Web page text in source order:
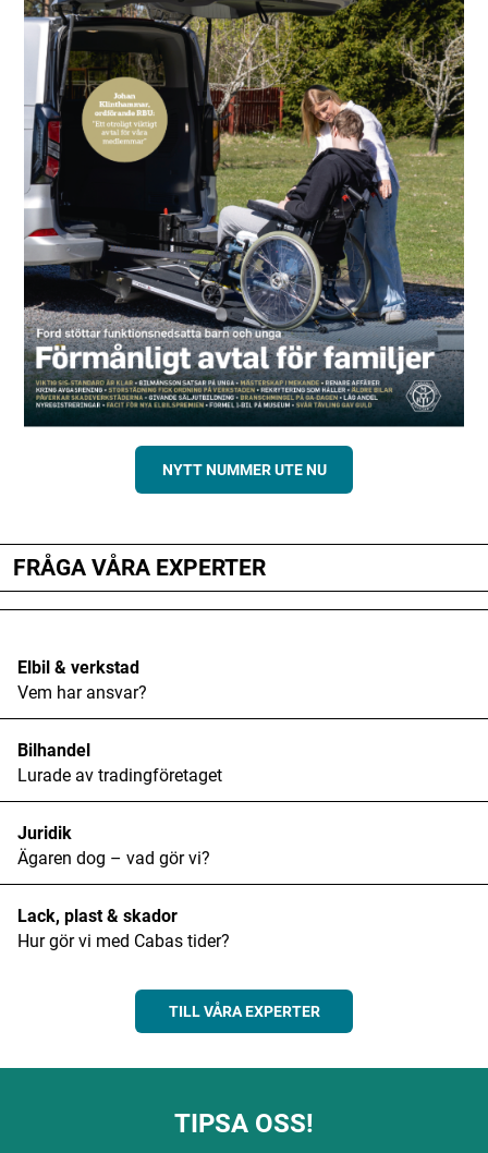
NYTT NUMMER UTE NU
FRÅGA VÅRA EXPERTER
Elbil & verkstad
Vem har ansvar?
Bilhandel
Lurade av tradingföretaget
Juridik
Ägaren dog – vad gör vi?
Lack, plast & skador
Hur gör vi med Cabas tider?
TILL VÅRA EXPERTER
TIPSA OSS!